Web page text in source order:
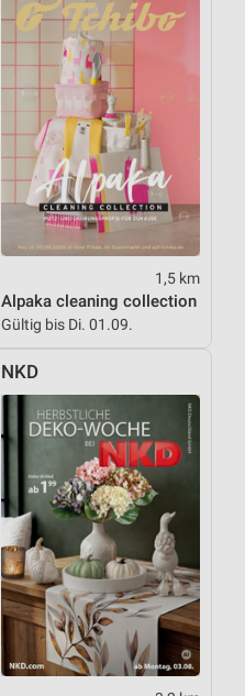
1,5 km
Alpaka cleaning collection
Gültig bis Di. 01.09.
NKD